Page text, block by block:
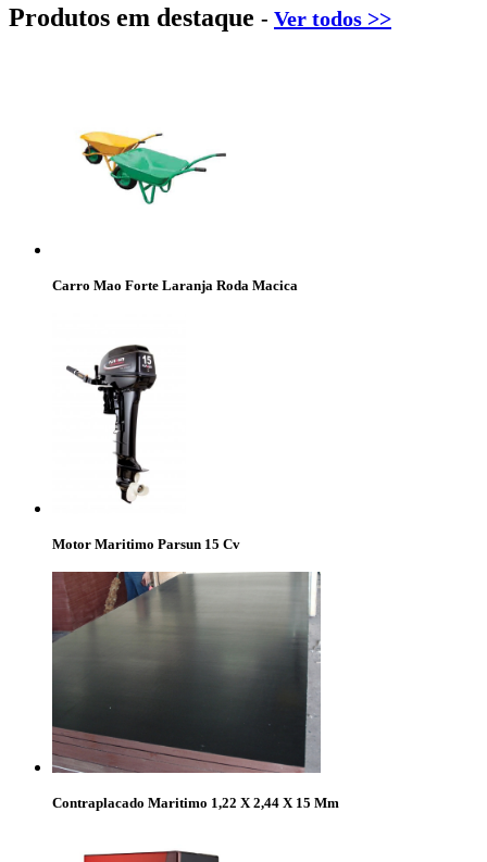
Produtos em destaque - Ver todos >>
Carro Mao Forte Laranja Roda Macica
Motor Maritimo Parsun 15 Cv
Contraplacado Maritimo 1,22 X 2,44 X 15 Mm